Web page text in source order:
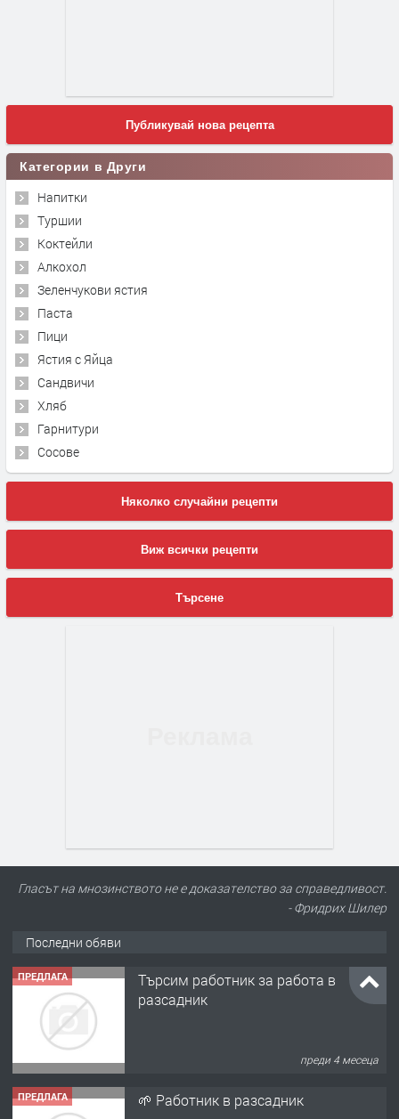
Публикувай нова рецепта
Категории в Други
Напитки
Туршии
Коктейли
Алкохол
Зеленчукови ястия
Паста
Пици
Ястия с Яйца
Сандвичи
Хляб
Гарнитури
Сосове
Няколко случайни рецепти
Виж всички рецепти
Търсене
Гласът на мнозинството не е доказателство за справедливост.
- Фридрих Шилер
Последни обяви
ПРЕДЛАГА
Търсим работник за работа в
разсадник
преди 4 месеца
ПРЕДЛАГА 🌱 Работник в разсадник